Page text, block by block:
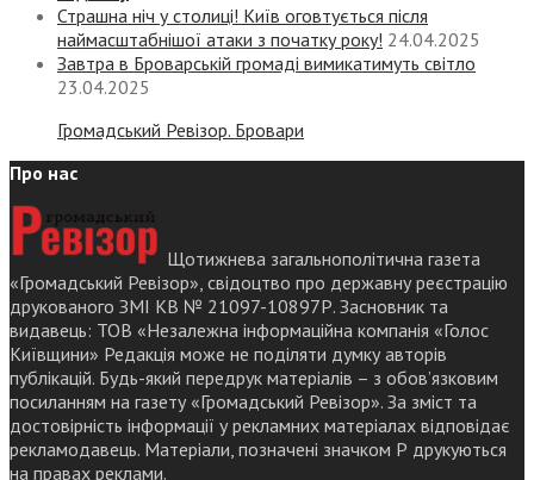
Страшна ніч у столиці! Київ оговтується після
наймасштабнішої атаки з початку року! 24.04.2025
Завтра в Броварській громаді вимикатимуть світло
23.04.2025
Громадський Ревізор. Бровари
Про нас
Щотижнева загальнополітична газета
«Громадський Ревізор», свідоцтво про державну реєстрацію
друкованого ЗМІ КВ № 21097-10897Р. Засновник та
видавець: ТОВ «Незалежна інформаційна компанія «Голос
Київщини» Редакція може не поділяти думку авторів
публікацій. Будь-який передрук матеріалів – з обов’язковим
посиланням на газету «Громадський Ревізор». За зміст та
достовірність інформації у рекламних матеріалах відповідає
рекламодавець. Матеріали, позначені значком Р друкуються
на правах реклами.